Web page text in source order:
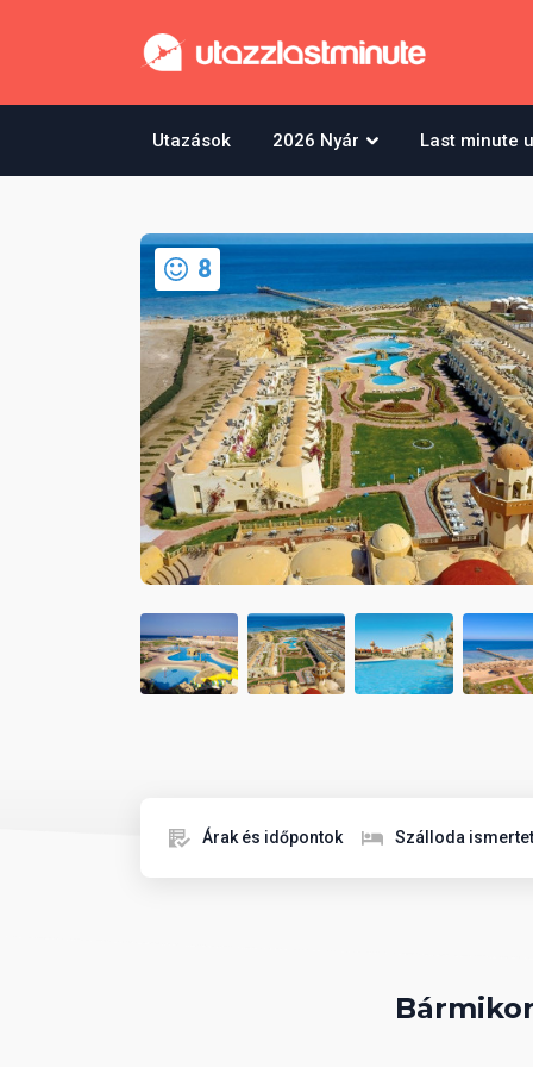
Utazások 2026 Nyár Last minute
8
Árak és időpontok Szálloda